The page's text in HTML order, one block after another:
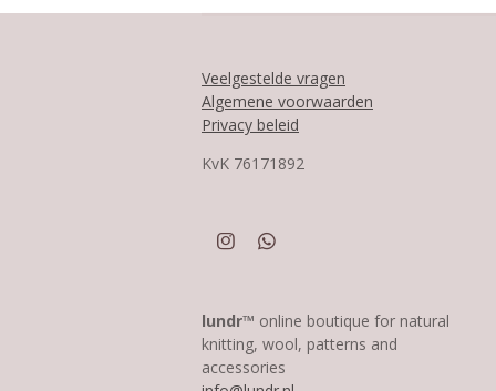
Veelgestelde vragen
Algemene voorwaarden
Privacy beleid
KvK 76171892
I
a
g
r
a
W
s
A
p
p
lundr™ online boutique for natural
knitting, wool, patterns and
accessories